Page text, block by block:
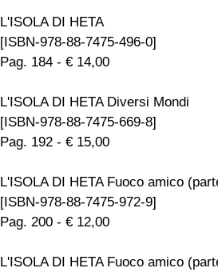
L'ISOLA DI HETA
[ISBN-978-88-7475-496-0]
Pag. 184 - € 14,00
L'ISOLA DI HETA Diversi Mondi
[ISBN-978-88-7475-669-8]
Pag. 192 - € 15,00
L'ISOLA DI HETA Fuoco amico
[ISBN-978-88-7475-972-9]
Pag. 200 - € 12,00
L'ISOLA DI HETA Fuoco amico